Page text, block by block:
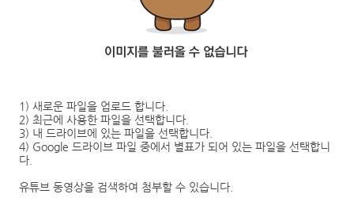
1) 새로운 파일을 업로드 합니다
2) 최근에 사용한 파일을 선택합니다
3) 내 드라이브에 있는 파일을 선택합니다
4) Google 드라이브 파일 중에서 별표가 되어 있는 파일을 선택합니
다
유튜브 동영상을 검색하여 첨부할 수 있습니다